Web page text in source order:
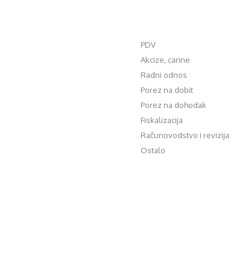
PDV
Akcize, carine
Radni odnos
Porez na dobit
Porez na dohodak
Fiskalizacija
Računovodstvo i revizija
Ostalo